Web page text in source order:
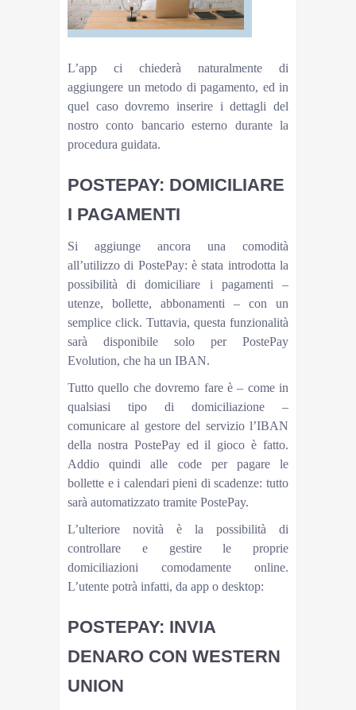
L’app ci chiederà naturalmente di
aggiungere un metodo di pagamento, ed in
quel caso dovremo inserire i dettagli del
nostro conto bancario esterno durante la
procedura guidata.
POSTEPAY: DOMICILIARE
I PAGAMENTI
Si aggiunge ancora una comodità
all’utilizzo di PostePay: è stata introdotta la
possibilità di domiciliare i pagamenti –
utenze, bollette, abbonamenti – con un
semplice click. Tuttavia, questa funzionalità
sarà disponibile solo per PostePay
Evolution, che ha un IBAN.
Tutto quello che dovremo fare è – come in
qualsiasi tipo di domiciliazione –
comunicare al gestore del servizio l’IBAN
della nostra PostePay ed il gioco è fatto.
Addio quindi alle code per pagare le
bollette e i calendari pieni di scadenze: tutto
sarà automatizzato tramite PostePay.
L’ulteriore novità è la possibilità di
controllare e gestire le proprie
domiciliazioni comodamente online.
L’utente potrà infatti, da app o desktop:
POSTEPAY: INVIA
DENARO CON WESTERN
UNION